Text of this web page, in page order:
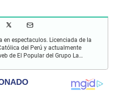
en espectaculos. Licenciada de la
del Perú y actualmente
de El Popular del Grupo La